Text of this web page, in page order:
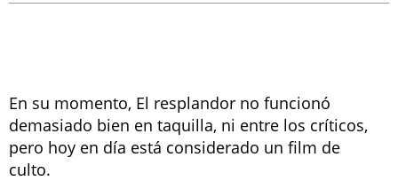
En su momento, El resplandor no funcionó
demasiado bien en taquilla, ni entre los críticos,
pero hoy en día está considerado un film de
culto.